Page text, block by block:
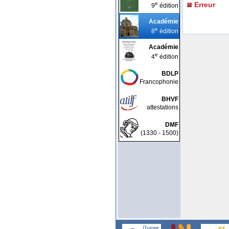
9e édition
Académie
8e édition
Académie
4e édition
BDLP
Francophonie
BHVF
attestations
DMF
(1330 - 1500)
Erreur